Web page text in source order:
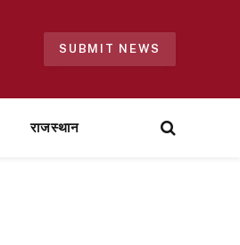
SUBMIT NEWS
राजस्थान